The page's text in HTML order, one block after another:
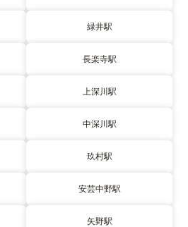
緑井駅
長楽寺駅
上深川駅
中深川駅
玖村駅
安芸中野駅
矢野駅